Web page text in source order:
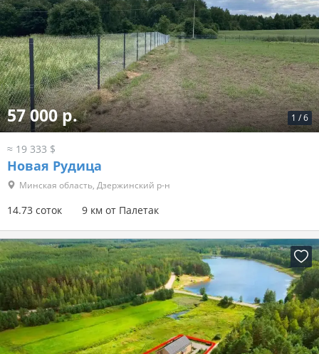
1 /6
57 000 р.
≈ 19 333 $
Новая Рудица
Минская область, Дзержинский р-н
14.73 соток 9 км от Палетак